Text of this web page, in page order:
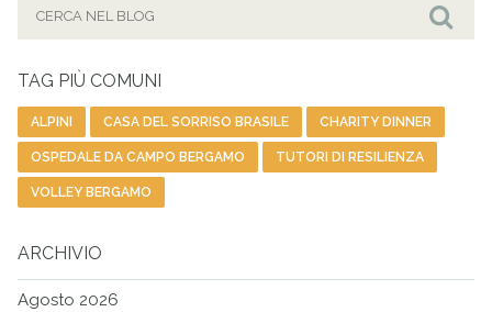
TAG PIÙ COMUNI
ALPINI CASA DEL SORRISO BRASILE CHARITY DINNER
OSPEDALE DA CAMPO BERGAMO TUTORI DI RESILIENZA
VOLLEY BERGAMO
ARCHIVIO
Agosto 2026